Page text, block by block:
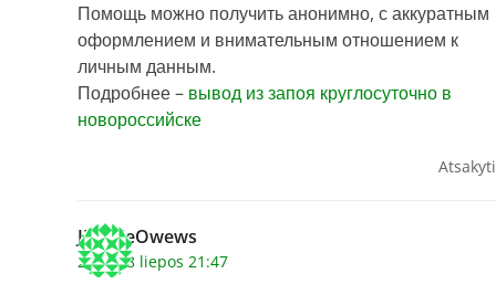
Помощь можно получить анонимно, с аккуратным
оформлением и внимательным отношением к
личным данным.
Подробнее – вывод из запоя круглосуточно в
новороссийске
Atsakyti
JimmieOwews
2026 28 liepos 21:47